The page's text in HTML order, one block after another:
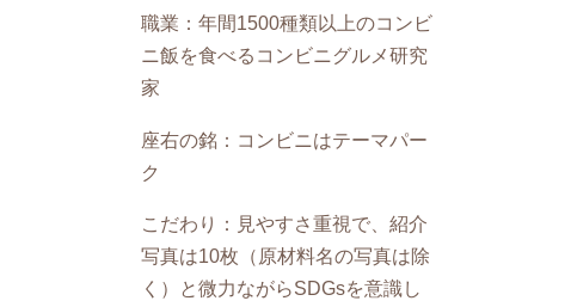
職業：年間1500種類以上のコンビ
ニ飯を食べるコンビニグルメ研究
家
座右の銘：コンビニはテーマパー
ク
こだわり：見やすさ重視で、紹介
写真は10枚（原材料名の写真は除
く）と微力ながらSDGsを意識し